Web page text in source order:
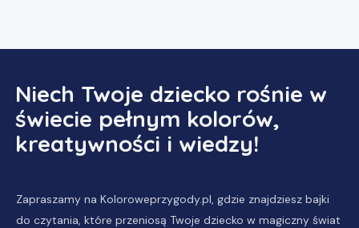
Niech Twoje dziecko rośnie w
świecie pełnym kolorów,
kreatywności i wiedzy!
Zapraszamy na Koloroweprzygody.pl, gdzie znajdziesz bajki
do czytania, które przeniosą Twoje dziecko w magiczny świat